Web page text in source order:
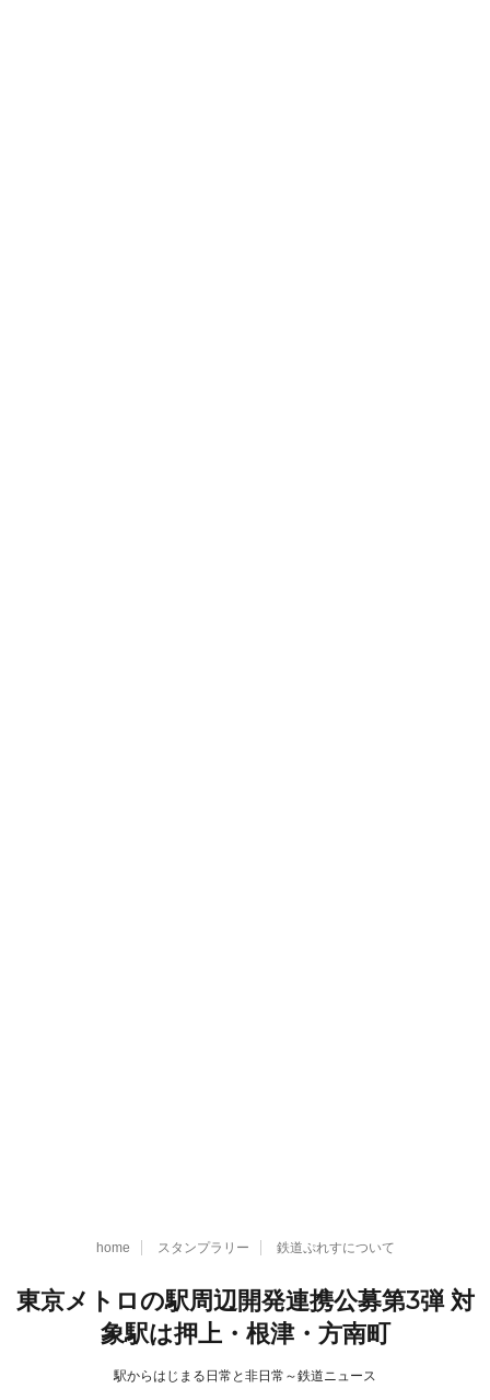
home スタンプラリー 鉄道ぷれすについて
東京メトロの駅周辺開発連携公募第3弾 対
象駅は押上・根津・方南町
駅からはじまる日常と非日常～鉄道ニュース